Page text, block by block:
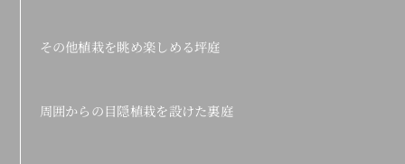
その他植栽を眺め楽しめる坪庭
周囲からの目隠植栽を設けた裏庭